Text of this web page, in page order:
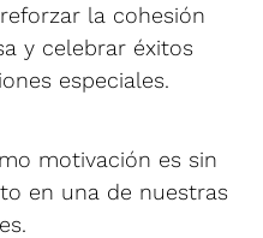
la cohesión
y celebrar éxitos
especiales.
motivación es sin
en una de nuestras